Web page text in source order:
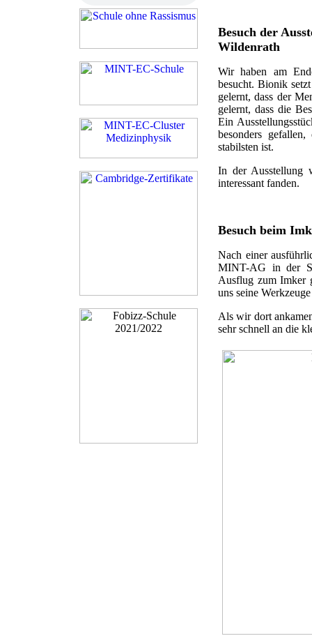
Besuch der
Wildenrath
Wir haben am
besucht. Bionik
gelernt, dass der
gelernt, dass die
Ein
besonders
stabilsten ist.
In der Ausstellung
interessant fanden.
Besuch beim
Nach einer
MINT-AG in der
Ausflug zum Imker
uns seine
Als wir dort
sehr schnell an die